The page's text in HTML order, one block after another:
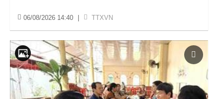
06/08/2026 14:40 TTXVN